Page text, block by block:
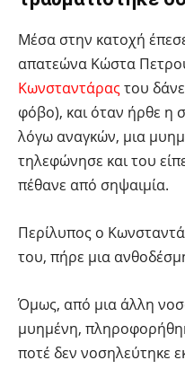
Μέσα στην κατοχή
απατεώνα Κώστα
Κωνσταντάραςτου
φόβο), και όταν ήρθε η
λόγω αναγκών, μια
τηλεφώνησε και του
πέθανε από σηψαιμία.
Περίλυπος ο
του, πήρε μια
Όμως, από μια άλλη
μυημένη,
ποτέ δεν νοσηλεύτηκε